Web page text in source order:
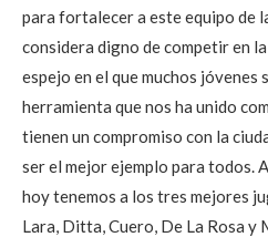
para fortalecer a este equipo de
considera digno de competir en
espejo en el que muchos jóvenes
herramienta que nos ha unido
tienen un compromiso con la
ser el mejor ejemplo para todos.
hoy tenemos a los tres mejores
Lara, Ditta, Cuero, De La Rosa y